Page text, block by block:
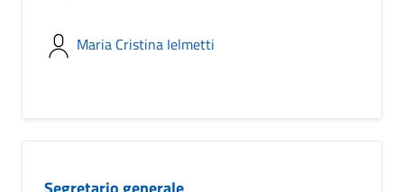
Maria Cristina Ielmetti